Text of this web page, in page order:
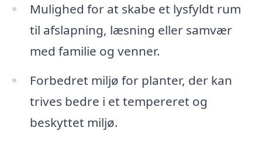
Mulighed for at skabe et lysfyldt rum
til afslapning, læsning eller samvær
med familie og venner.
Forbedret miljø for planter, der kan
trives bedre i et tempereret og
beskyttet miljø.